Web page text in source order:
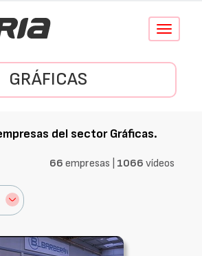
Conmutar
GRÁFICAS
del sectorGráficas.
66 empresas | 1066 vídeos